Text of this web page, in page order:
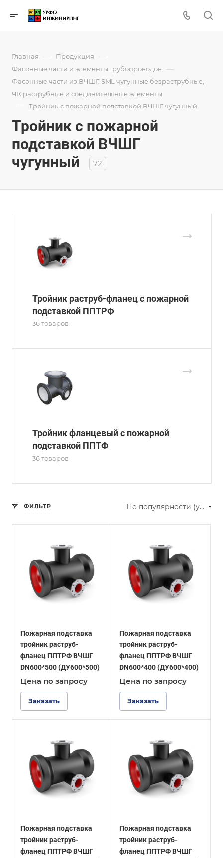
Главная — Продукция —
Фасонные части и элементы трубопроводов —
Фасонные части из ВЧШГ, SML чугунные безраструбные,
ЧК раструбные и соединительные элементы
— Тройник с пожарной подставкой ВЧШГ чугунный
Тройник с пожарной
подставкой ВЧШГ
чугунный
72
Тройник раструб-фланец с пожарной
подставкой ППТРФ
36 товаров
Тройник фланцевый с пожарной
подставкой ППТФ
36 товаров
ФИЛЬТР По популярности (убывание)
Пожарная подставка
тройник раструб-
фланец ППТРФ ВЧШГ
DN600*500 (ДУ600*500)
Цена по запросу
Заказать
Пожарная подставка
тройник раструб-
фланец ППТРФ ВЧШГ
DN600*400 (ДУ600*400)
Цена по запросу
Заказать
Пожарная подставка
тройник раструб-
фланец ППТРФ ВЧШГ
Пожарная подставка
тройник раструб-
фланец ППТРФ ВЧШГ